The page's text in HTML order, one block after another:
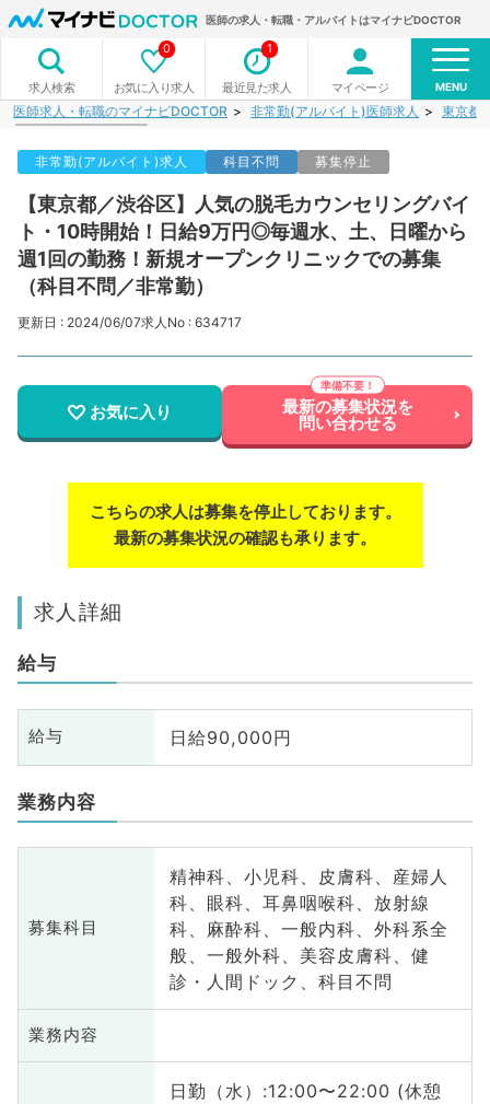
医師の求人・転職・アルバイトはマイナビDOCTOR
求人検索 お気に入り求人
0
最近見た求人
1
マイページ MENU
医師求人・転職のマイナビDOCTOR 非常勤(アルバイト)医師求人 東京都
非常勤(アルバイト)求人 科目不問 募集停止
【東京都／渋谷区】人気の脱毛カウンセリングバイ
ト・10時開始！日給9万円◎毎週水、土、日曜から
週1回の勤務！新規オープンクリニックでの募集
（科目不問／非常勤）
更新日 : 2024/06/07求人No : 634717
お気に入り 最新の募集状況を
問い合わせる
こちらの求人は募集を停止しております。
最新の募集状況の確認も承ります。
求人詳細
給与
給与 日給90,000円
業務内容
募集科目
精神科、小児科、皮膚科、産婦人
科、眼科、耳鼻咽喉科、放射線
科、麻酔科、一般内科、外科系全
般、一般外科、美容皮膚科、健
診・人間ドック、科目不問
業務内容
日勤（水）:12:00〜22:00 (休憩